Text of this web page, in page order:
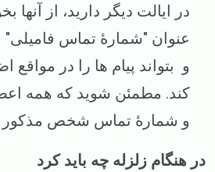
در ایالت دیگر دارید، از آنها
عنوان "شمارهٔ تماس
و بتواند پیام ها را در
کند. مطمئن شوید که همه
و شمارهٔ تماس شخص مذکور
در هنگام زلزله چه باید کرد